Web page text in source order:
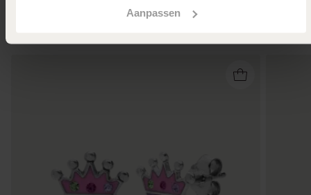
Aanpassen
Anderen kochten ook